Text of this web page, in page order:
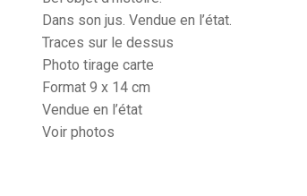
14/18
Soldat
Alsacien
Armée
Allemande
1914
Dans son jus. Vendue en l’état.
Traces sur le dessus
Photo tirage carte
Format 9 x 14 cm
Vendue en l’état
Voir photos